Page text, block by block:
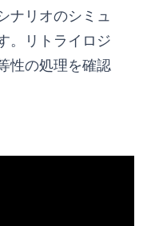
ナリオのシミュ
。リトライロジ
性の処理を確認